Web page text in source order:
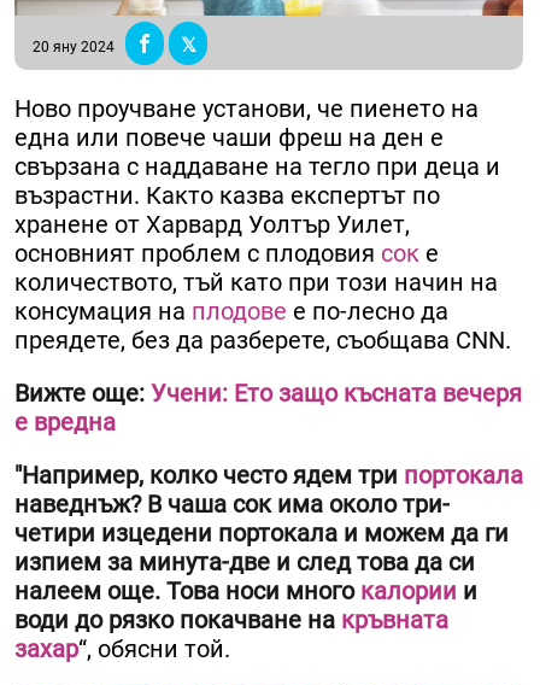
20 яну 2024
Ново проучване установи, че пиенето на
една или повече чаши фреш на ден е
свързана с наддаване на тегло при деца и
възрастни. Както казва експертът по
хранене от Харвард Уолтър Уилет,
основният проблем с плодовия сок е
количеството, тъй като при този начин на
консумация на плодове е по-лесно да
преядете, без да разберете, съобщава CNN.
Вижте още: Учени: Ето защо късната вечеря
е вредна
"Например, колко често ядем три портокала
наведнъж? В чаша сок има около три-
четири изцедени портокала и можем да ги
изпием за минута-две и след това да си
налеем още. Това носи много калории и
води до рязко покачване на кръвната
захар“, обясни той.